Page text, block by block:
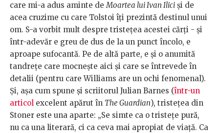
care mi-a adus aminte deMoartea lui Ivan Ilici și de
acea cruzime cu care Tolstoi îți prezintă destinul unui
om. S-a vorbit mult despre tristețea acestei cărți - și
într-adevăr e greu de dus de la un punct încolo, e
aproape sufocantă. Pe de altă parte, e și o anumită
tandrețe care mocnește aici și care se întrevede în
detalii (pentru care Williams are un ochi fenomenal).
Și, așa cum spune și scriitorul Julian Barnes (într-un
articol excelent apărut în The Guardian), tristețea din
Stoner este una aparte: „Se simte ca o tristețe pură,
nu ca una literară, ci ca ceva mai apropiat de viață. Ca